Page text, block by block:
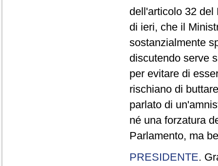
dell'articolo 32 del
di ieri, che il
sostanzialmente
discutendo serve
per evitare di
rischiano di
parlato di
né una forzatura
Parlamento, ma
PRESIDENTE.